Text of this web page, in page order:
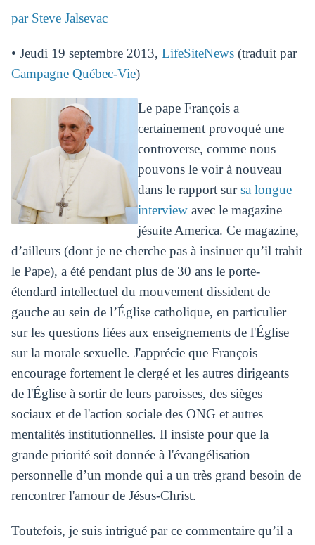
par Steve Jalsevac
• Jeudi 19 septembre 2013, LifeSiteNews(traduit par
Campagne Québec-Vie)
Le pape François a
certainement provoqué une
controverse, comme nous
pouvons le voir à nouveau
dans le rapport sursa longue
interviewavec le magazine
jésuite America. Ce magazine,
d’ailleurs (dont je ne cherche pas à insinuer qu’il trahit
le Pape), a été pendant plus de 30 ans le porte-
étendard intellectuel du mouvement dissident de
gauche au sein de l’Église catholique, en particulier
sur les questions liées aux enseignements de l'Église
sur la morale sexuelle. J'apprécie que François
encourage fortement le clergé et les autres dirigeants
de l'Église à sortir de leurs paroisses, des sièges
sociaux et de l'action sociale des ONG et autres
mentalités institutionnelles. Il insiste pour que la
grande priorité soit donnée à l'évangélisation
personnelle d’un monde qui a un très grand besoin de
rencontrer l'amour de Jésus-Christ.
Toutefois, je suis intrigué par ce commentaire qu’il a